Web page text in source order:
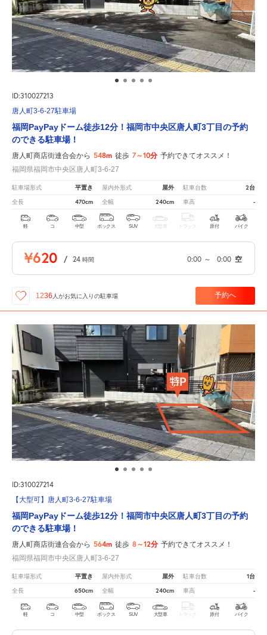
ID:310027213
唐人町3-6-27駐車場
福岡PayPayドーム徒歩12分！福岡市中央区唐人町3丁目の予約
のできる駐車場！
唐人町商店街連合会から 548m 徒歩 7～10分 予約できてオススメ！
福岡県福岡市中央区唐人町3-6-27
駐車場形式 平置き 屋内外形式 屋外 駐車台数 2台
全長 470cm 全幅 240cm 車高 -
軽 コ 中型 ボックス SUV 大型車 トラック 原付 バイク
¥620 / 24 時間 0:00 ～ 0:00 空
1236 人がお気に入りの駐車場 予約へ
ID:310027214
【大型可】唐人町3-6-27駐車場
福岡PayPayドーム徒歩12分！福岡市中央区唐人町3丁目の予約
のできる駐車場！
唐人町商店街連合会から 564m 徒歩 8～12分 予約できてオススメ！
福岡県福岡市中央区唐人町3-6-27
駐車場形式 平置き 屋内外形式 屋外 駐車台数 1台
全長 650cm 全幅 240cm 車高 -
軽 コ 中型 ボックス SUV 大型車 トラック 原付 バイク